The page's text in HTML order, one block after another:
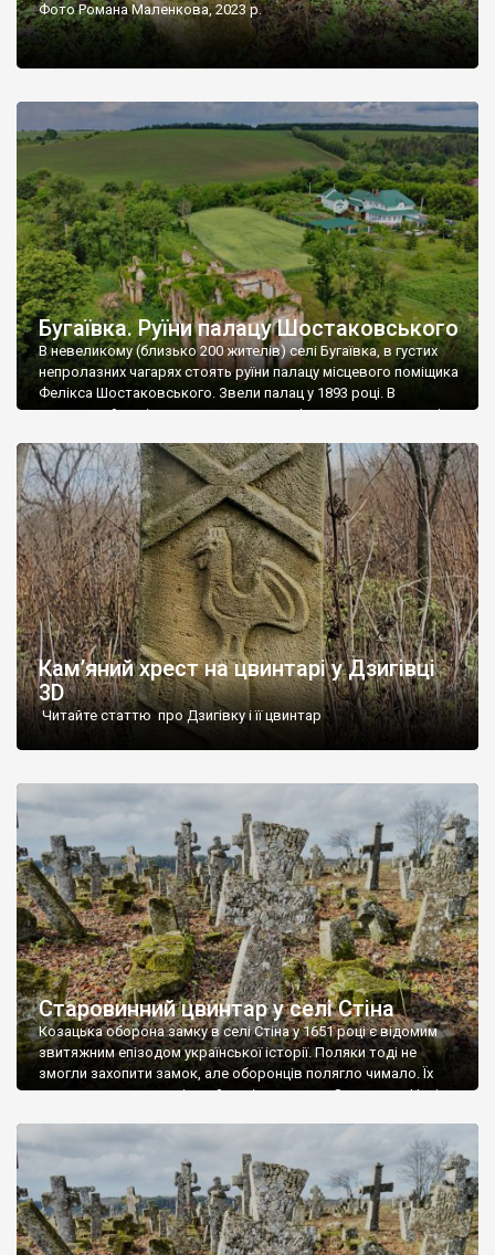
Фото Романа Маленкова, 2023 р.
Бугаївка. Руїни палацу Шостаковського
В невеликому (близько 200 жителів) селі Бугаївка, в густих
непролазних чагарях стоять руїни палацу місцевого поміщика
Фелікса Шостаковського. Звели палац у 1893 році. В
радянський період у ньому спочатку містилася школа, потім
століття тут розмістили туберкульозну лікарню. Коли із
палацу виїхала лікарня – ми точно не […]
Кам’яний хрест на цвинтарі у Дзигівці
3D
Читайте статтю про Дзигівку і її цвинтар
Старовинний цвинтар у селі Стіна
Козацька оборона замку в селі Стіна у 1651 році є відомим
звитяжним епізодом української історії. Поляки тоді не
змогли захопити замок, але оборонців полягло чимало. Їх
поховали на цвинтарі, який тоді називався Замковим. Нині на
ньому чимало хрестів 19 століття, є такі, де епітафії стер […]